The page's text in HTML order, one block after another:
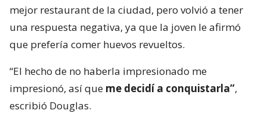
mejor restaurant de la ciudad, pero volvió a tener
una respuesta negativa, ya que la joven le afirmó
que prefería comer huevos revueltos.
“El hecho de no haberla impresionado me
impresionó, así que me decidí a conquistarla”,
escribió Douglas.